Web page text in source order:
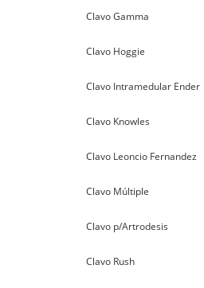
Clavo Gamma
Clavo Hoggie
Clavo Intramedular Ender
Clavo Knowles
Clavo Leoncio Fernandez
Clavo Múltiple
Clavo p/Artrodesis
Clavo Rush